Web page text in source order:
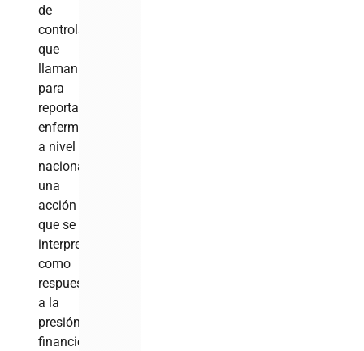
de
controladores
que
llaman
para
reportarse
enfermos
a nivel
nacional,
una
acción
que se
interpreta
como
respuesta
a la
presión
financiera